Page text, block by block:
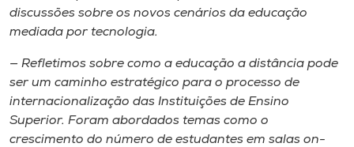
discussões sobre os novos cenários da educação
mediada por tecnologia.
— Refletimos sobre como a educação a distância pode
ser um caminho estratégico para o processo de
internacionalização das Instituições de Ensino
Superior. Foram abordados temas como o
crescimento do número de estudantes em salas on-